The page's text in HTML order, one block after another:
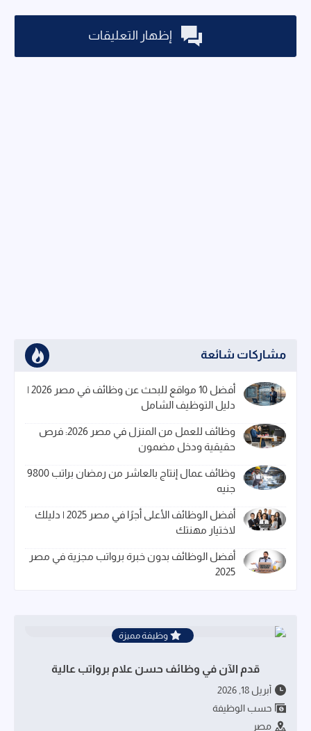
إظهار التعليقات
مشاركات شائعة
أفضل 10 مواقع للبحث عن وظائف في مصر 2026 |
دليل التوظيف الشامل
وظائف للعمل من المنزل في مصر 2026: فرص
حقيقية ودخل مضمون
وظائف عمال إنتاج بالعاشر من رمضان براتب 9800
جنيه
أفضل الوظائف الأعلى أجرًا في مصر 2025 | دليلك
لاختيار مهنتك
أفضل الوظائف بدون خبرة برواتب مجزية في مصر
2025
وظيفة مميزة
قدم الآن في وظائف حسن علام برواتب عالية
أبريل 18, 2026
حسب الوظيفة
مصر